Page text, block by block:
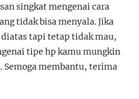
singkat mengenai cara
tidak bisa menyala. Jika
tapi tetap tidak mau,
tipe hp kamu mungkin
Semoga membantu, terima